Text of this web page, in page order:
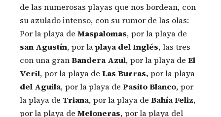
de las numerosas playas que nos bordean, con
su azulado intenso, con su rumor de las olas:
Por la playa de Maspalomas, por la playa de
san Agustín, por laplaya del Inglés, las tres
con una granBandera Azul, por la playa de El
Veril, por la playa de Las Burras, por la playa
del Aguila, por la playa de Pasito Blanco, por
la playa de Triana, por la playa de Bahía Feliz,
por la playa de Meloneras, por la playa del